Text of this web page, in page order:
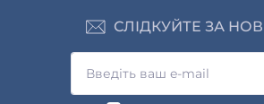
СЛІДКУЙТЕ ЗА